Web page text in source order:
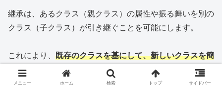
継承は、あるクラス（親クラス）の属性や振る舞いを別の
クラス（子クラス）が引き継ぐことを可能にします。
これにより、 既存のクラスを基にして、新しいクラスを簡
単に作成すること
ができます。
メニュー ホーム 検索 トップ サイドバー